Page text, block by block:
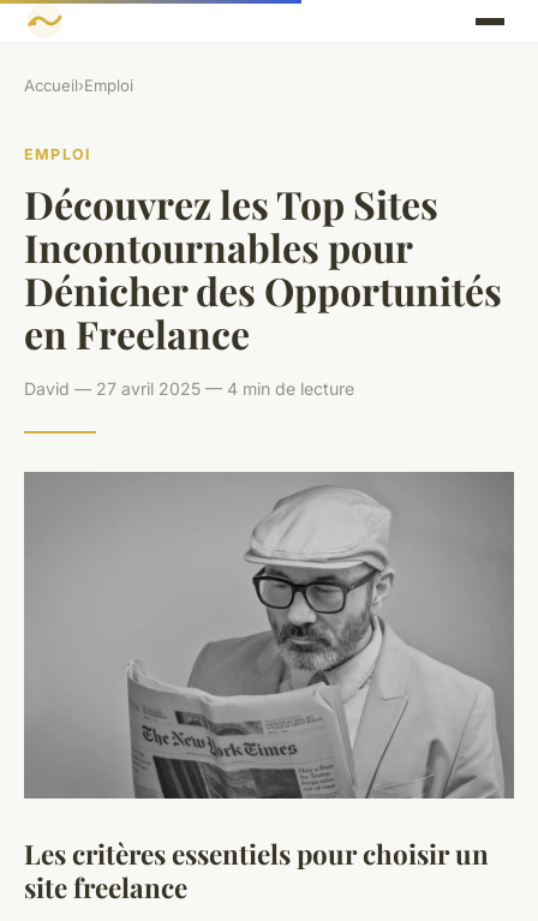
Accueil›Emploi
EMPLOI
Découvrez les Top Sites
Incontournables pour
Dénicher des Opportunités
en Freelance
David — 27 avril 2025 — 4 min de lecture
Les critères essentiels pour choisir un
site freelance